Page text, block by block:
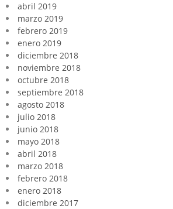
abril 2019
marzo 2019
febrero 2019
enero 2019
diciembre 2018
noviembre 2018
octubre 2018
septiembre 2018
agosto 2018
julio 2018
junio 2018
mayo 2018
abril 2018
marzo 2018
febrero 2018
enero 2018
diciembre 2017